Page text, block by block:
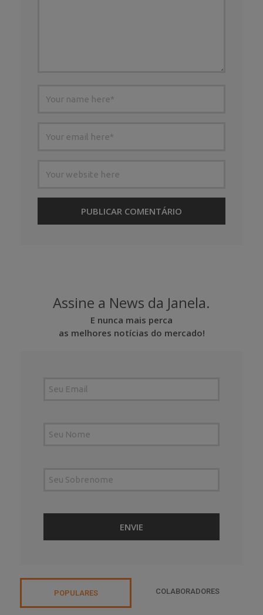
Assine a News da Janela.
E nunca mais perca
as melhores notícias do mercado!
POPULARES COLABORADORES